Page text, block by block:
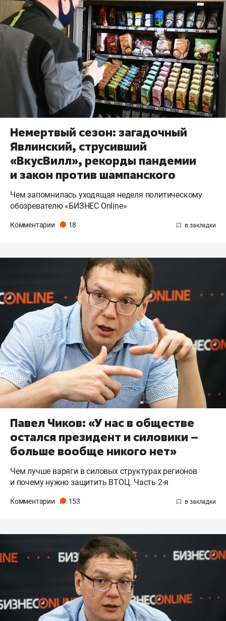
Немертвый сезон: загадочный
Явлинский, струсивший
«ВкусВилл», рекорды пандемии
и закон против шампанского
Чем запомнилась уходящая неделя политическому
обозревателю «БИЗНЕС Online»
Комментарии 18
Павел Чиков: «У нас в обществе
остался президент и силовики –
больше вообще никого нет»
Чем лучше варяги в силовых структурах регионов
и почему нужно защитить ВТОЦ. Часть 2-я
Комментарии 153